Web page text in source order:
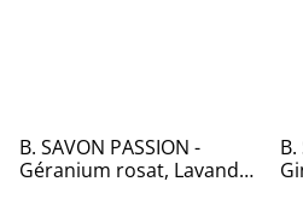
B. SAVON PASSION -
Géranium rosat, Lavande,
B.